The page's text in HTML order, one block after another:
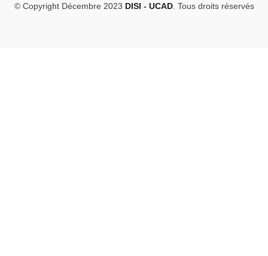
© Copyright Décembre 2023 DISI - UCAD. Tous droits réservés